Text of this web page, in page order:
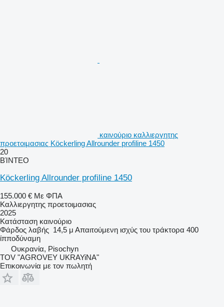
καινούριο καλλιεργητης
προετοιμασιας Köckerling Allrounder profiline 1450
20
ΒΊΝΤΕΟ
Köckerling Allrounder profiline 1450
155.000 € Με ΦΠΑ
Καλλιεργητης προετοιμασιας
2025
Κατάσταση καινούριο
Φάρδος λαβής 14,5 μ Απαιτούμενη ισχύς του τράκτορα 400
ίπποδύναμη
Ουκρανία, Pisochyn
TOV "AGROVEY UKRAYiNA"
Επικοινωνία με τον πωλητή